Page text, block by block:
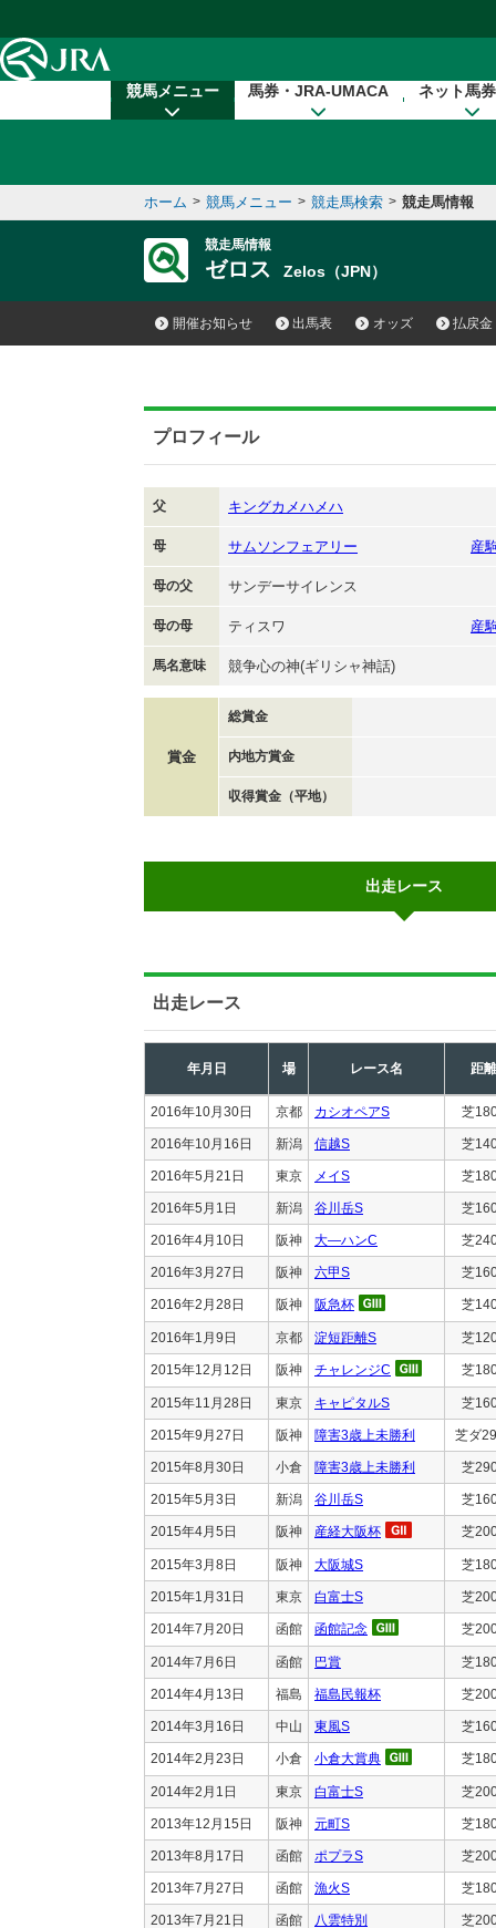
競馬メニュー 馬券・JRA-UMACA ネット馬
ホーム > 競馬メニュー > 競走馬検索 > 競走馬情報
競走馬情報
ゼロス Zelos（JPN）
開催お知らせ 出馬表 オッズ 払戻金
プロフィール
父 キングカメハメハ
母 サムソンフェアリー 産
母の父 サンデーサイレンス
母の母 ティスワ 産
馬名意味 競争心の神(ギリシャ神話)
賞金
総賞金
内地方賞金
収得賞金（平地）
出走レース
出走レース
年月日 場 レース名 距離
2016年10月30日 京都 カシオペアS 芝
2016年10月16日 新潟 信越S 芝
2016年5月21日 東京 メイS 芝
2016年5月1日 新潟 谷川岳S 芝
2016年4月10日 阪神 大―ハンC 芝
2016年3月27日 阪神 六甲S 芝
2016年2月28日 阪神 阪急杯 芝
2016年1月9日 京都 淀短距離S 芝
2015年12月12日 阪神 チャレンジC 芝
2015年11月28日 東京 キャピタルS 芝
2015年9月27日 阪神 障害3歳上未勝利 芝ダ
2015年8月30日 小倉 障害3歳上未勝利 芝
2015年5月3日 新潟 谷川岳S 芝
2015年4月5日 阪神 産経大阪杯 芝
2015年3月8日 阪神 大阪城S 芝
2015年1月31日 東京 白富士S 芝
2014年7月20日 函館 函館記念 芝
2014年7月6日 函館 巴賞 芝
2014年4月13日 福島 福島民報杯 芝
2014年3月16日 中山 東風S 芝
2014年2月23日 小倉 小倉大賞典 芝
2014年2月1日 東京 白富士S 芝
2013年12月15日 阪神 元町S 芝
2013年8月17日 函館 ポプラS 芝
2013年7月27日 函館 漁火S 芝
2013年7月21日 函館 八雲特別 芝